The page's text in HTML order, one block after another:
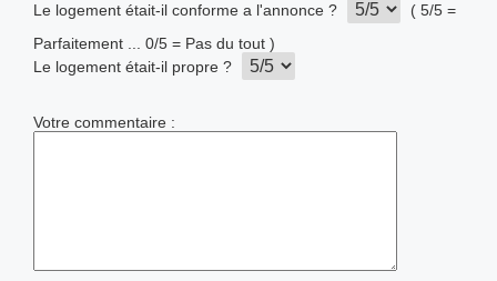
Le logement était-il conforme a l'annonce ?
( 5/5 =
Parfaitement ... 0/5 = Pas du tout )
Le logement était-il propre ?
Votre commentaire :